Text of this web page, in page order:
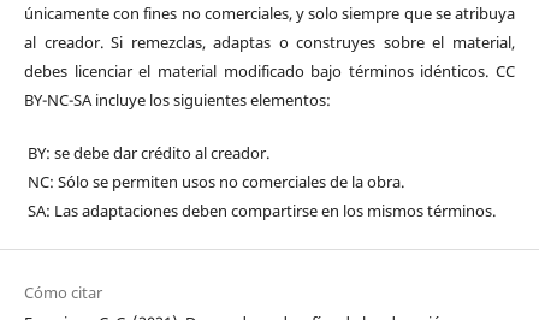
únicamente con fines no comerciales, y solo siempre que se atribuya
al creador. Si remezclas, adaptas o construyes sobre el material,
debes licenciar el material modificado bajo términos idénticos. CC
BY-NC-SA incluye los siguientes elementos:
BY: se debe dar crédito al creador.
NC: Sólo se permiten usos no comerciales de la obra.
SA: Las adaptaciones deben compartirse en los mismos términos.
Cómo citar